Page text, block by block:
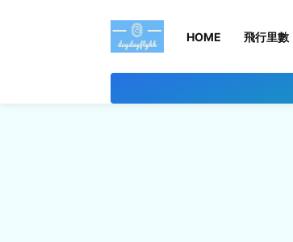
HOME 飛行里數